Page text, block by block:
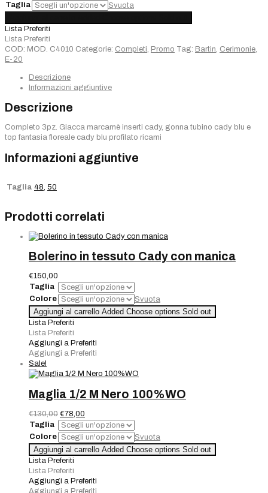
Taglia
Svuota
3pz.
Giacca
marcamè
+
Lista Preferiti
Lista Preferiti
COD: MOD. C4010 Categorie: Completi, Promo Tag: Bartin, Cerimonie,
E-20
Descrizione
Informazioni aggiuntive
Descrizione
Completo 3pz. Giacca marcamè inserti cady, gonna tubino cady blu e
top fantasia floreale cady blu profilato ricami
Informazioni aggiuntive
Taglia 48 50
Prodotti correlati
Bolerino in tessuto Cady con manica
€150,00
Taglia
Colore
Svuota
Bolerino
in
tessuto
Cady
con
manica
quantità
Aggiungi al carrello Added Choose options Sold out
Lista Preferiti
Lista Preferiti
Aggiungi a Preferiti
Aggiungi a Preferiti
Sale!
Maglia 1/2 M Nero 100%WO
€130,00 Il
prezzo
originale
era:
€130,00.
€78,00
prezzo
attuale
è:
€78,00.
Taglia
Colore
Svuota
Maglia
1/2
M
Nero
100%WO
Aggiungi al carrello Added Choose options Sold out
Lista Preferiti
Lista Preferiti
Aggiungi a Preferiti
Aggiungi a Preferiti